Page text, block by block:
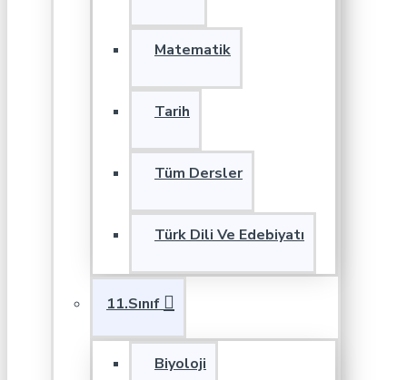
Matematik
Tarih
Tüm Dersler
Türk Dili Ve Edebiyatı
11.Sınıf
Biyoloji